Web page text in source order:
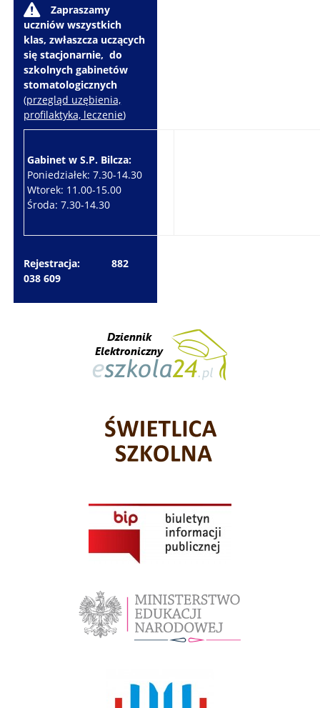
W
Zapraszamy
uczniów wszystkich
klas, zwłaszcza uczących
się stacjonarnie, do
szkolnych gabinetów
stomatologicznych
(przegląd uzębienia,
profilaktyka, leczenie)
Gabinet w S.P. Bilcza:
Poniedziałek: 7.30-14.30
Wtorek: 11.00-15.00
Środa: 7.30-14.30
Rejestracja: 882
038 609